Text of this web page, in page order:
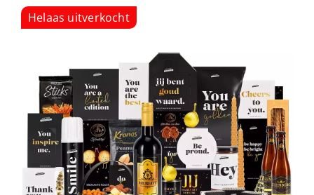
Showroom
Over Kerst & Kado
Helaas uitverkocht